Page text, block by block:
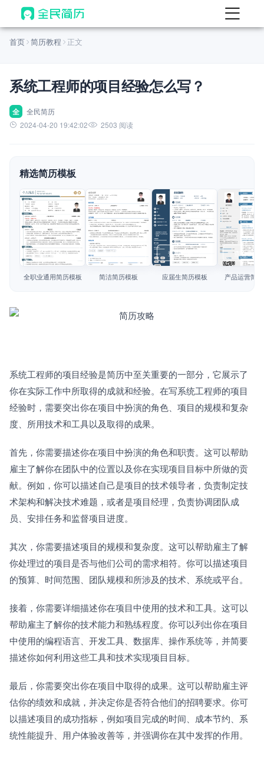
首页
AI 生成简历
AI 优化简历
AI 翻译简历
AI 模拟面试
面试自我介绍
AI 职场工具 New
简历模板
简历教程
首页 简历教程 正文
系统工程师的项目经验怎么写？
全
全民简历
2024-04-20 19:42:02
2503 阅读
精选简历模板
查看模板
全职业通用简历模板
查看模板
简洁简历模板
查看模板
应届生简历模板
查看模板
产品运营简
系统工程师的项目经验是简历中至关重要的一部分，它展示了
你在实际工作中所取得的成就和经验。在写系统工程师的项目
经验时，需要突出你在项目中扮演的角色、项目的规模和复杂
度、所用技术和工具以及取得的成果。
首先，你需要描述你在项目中扮演的角色和职责。这可以帮助
雇主了解你在团队中的位置以及你在实现项目目标中所做的贡
献。例如，你可以描述自己是项目的技术领导者，负责制定技
术架构和解决技术难题，或者是项目经理，负责协调团队成
员、安排任务和监督项目进度。
其次，你需要描述项目的规模和复杂度。这可以帮助雇主了解
你处理过的项目是否与他们公司的需求相符。你可以描述项目
的预算、时间范围、团队规模和所涉及的技术、系统或平台。
接着，你需要详细描述你在项目中使用的技术和工具。这可以
帮助雇主了解你的技术能力和熟练程度。你可以列出你在项目
中使用的编程语言、开发工具、数据库、操作系统等，并简要
描述你如何利用这些工具和技术实现项目目标。
最后，你需要突出你在项目中取得的成果。这可以帮助雇主评
估你的绩效和成就，并决定你是否符合他们的招聘要求。你可
以描述项目的成功指标，例如项目完成的时间、成本节约、系
统性能提升、用户体验改善等，并强调你在其中发挥的作用。